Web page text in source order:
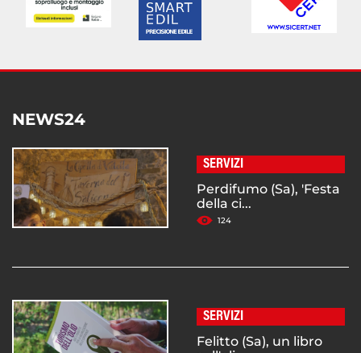
NEWS24
SERVIZI
Perdifumo (Sa), 'Festa
della ci...
124
SERVIZI
Felitto (Sa), un libro